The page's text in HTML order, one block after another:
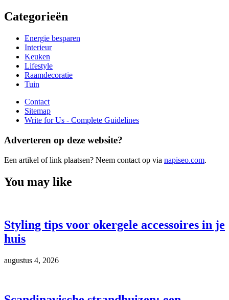
Categorieën
Energie besparen
Interieur
Keuken
Lifestyle
Raamdecoratie
Tuin
Contact
Sitemap
Write for Us - Complete Guidelines
Adverteren op deze website?
Een artikel of link plaatsen? Neem contact op via napiseo.com.
You may like
Styling tips voor okergele accessoires in je
huis
augustus 4, 2026